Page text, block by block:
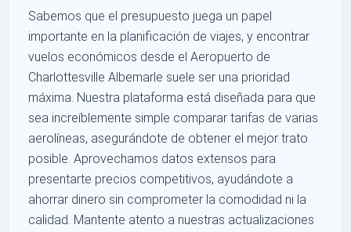
Sabemos que el presupuesto juega un papel
importante en la planificación de viajes, y encontrar
vuelos económicos desde el Aeropuerto de
Charlottesville Albemarle suele ser una prioridad
máxima. Nuestra plataforma está diseñada para que
sea increíblemente simple comparar tarifas de varias
aerolíneas, asegurándote de obtener el mejor trato
posible. Aprovechamos datos extensos para
presentarte precios competitivos, ayudándote a
ahorrar dinero sin comprometer la comodidad ni la
calidad. Mantente atento a nuestras actualizaciones